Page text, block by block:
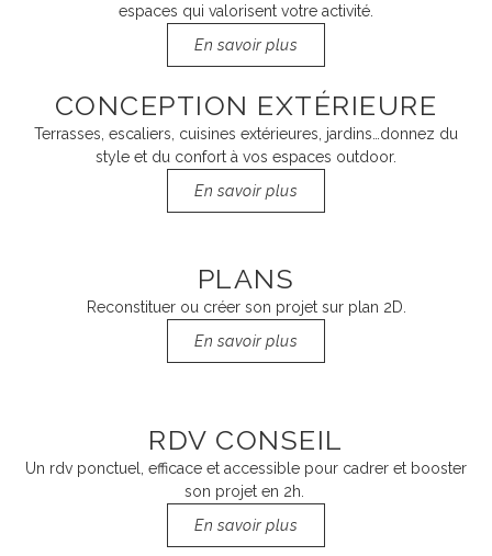
espaces qui valorisent votre activité.
En savoir plus
CONCEPTION EXTÉRIEURE
Terrasses, escaliers, cuisines extérieures, jardins…donnez du
style et du confort à vos espaces outdoor.
En savoir plus
PLANS
Reconstituer ou créer son projet sur plan 2D.
En savoir plus
RDV CONSEIL
Un rdv ponctuel, efficace et accessible pour cadrer et booster
son projet en 2h.
En savoir plus